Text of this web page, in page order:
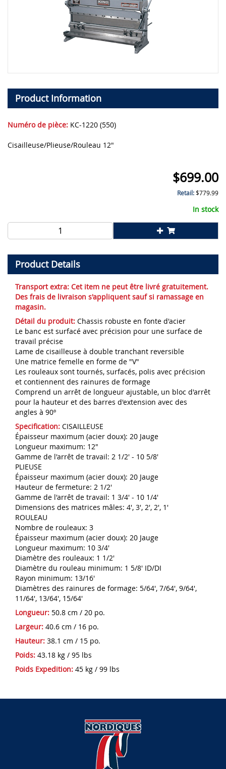
Product Information
Numéro de pièce: KC-1220 (550)
Cisailleuse/Plieuse/Rouleau 12"
$699.00
Retail:$779.99
In stock
Product Details
Transport extra: Cet item ne peut être livré gratuitement.
Des frais de livraison s'appliquent sauf si ramassage en
magasin.
Détail du produit: Chassis robuste en fonte d'acier
Le banc est surfacé avec précision pour une surface de
travail précise
Lame de cisailleuse à double tranchant reversible
Une matrice femelle en forme de "V"
Les rouleaux sont tournés, surfacés, polis avec précision
et contiennent des rainures de formage
Comprend un arrêt de longueur ajustable, un bloc d'arrêt
pour la hauteur et des barres d'extension avec des
angles à 90º
Specification: CISAILLEUSE
Épaisseur maximum (acier doux): 20 Jauge
Longueur maximum: 12"
Gamme de l'arrêt de travail: 2 1/2' - 10 5/8'
PLIEUSE
Épaisseur maximum (acier doux): 20 Jauge
Hauteur de fermeture: 2 1/2'
Gamme de l'arrêt de travail: 1 3/4' - 10 1/4'
Dimensions des matrices mâles: 4', 3', 2', 2', 1'
ROULEAU
Nombre de rouleaux: 3
Épaisseur maximum (acier doux): 20 Jauge
Longueur maximum: 10 3/4'
Diamètre des rouleaux: 1 1/2'
Diamètre du rouleau minimum: 1 5/8' ID/DI
Rayon minimum: 13/16'
Diamètres des rainures de formage: 5/64', 7/64', 9/64',
11/64', 13/64', 15/64'
Longueur: 50.8 cm / 20 po.
Largeur: 40.6 cm / 16 po.
Hauteur: 38.1 cm / 15 po.
Poids: 43.18 kg / 95 lbs
Poids Expedition: 45 kg / 99 lbs